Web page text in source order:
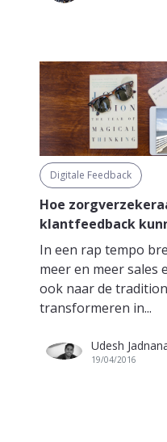
Digitale Feedback
Hoe
klantfeedback
In een rap tempo
meer en meer sales
ook naar de
transformeren in...
Udesh
19/04/2016